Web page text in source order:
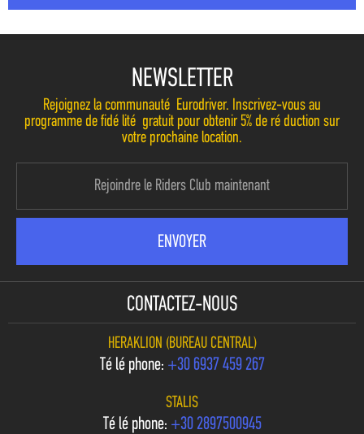
NEWSLETTER
Rejoignez la communauté Eurodriver. Inscrivez-vous au
programme de fidélité gratuit pour obtenir 5% de réduction sur
votre prochaine location.
CONTACTEZ-NOUS
HERAKLION (BUREAU CENTRAL)
Téléphone: +30 6937 459 267
STALIS
Téléphone: +30 2897500945